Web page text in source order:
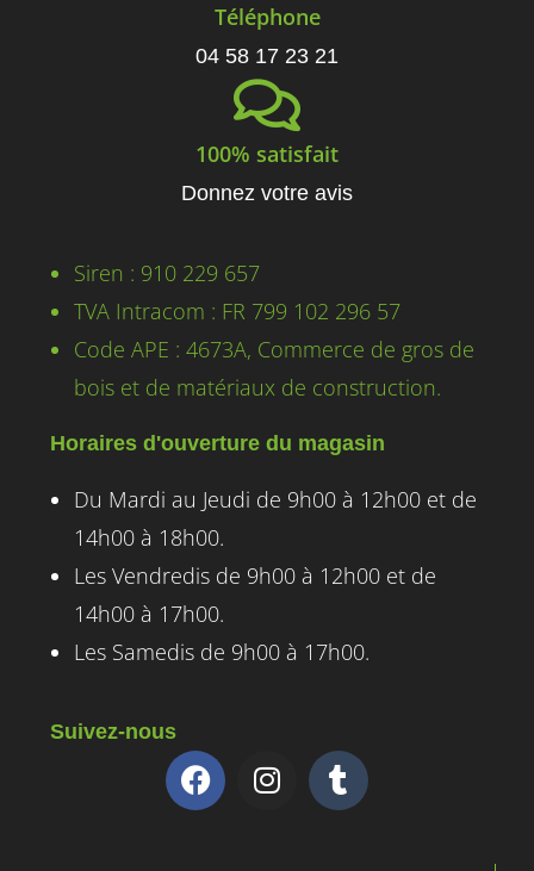
Téléphone
04 58 17 23 21
100% satisfait
Donnez votre avis
Siren : 910 229 657
TVA Intracom : FR 799 102 296 57
Code APE : 4673A, Commerce de gros de
bois et de matériaux de construction.
Horaires d'ouverture du magasin
Du Mardi au Jeudi de 9h00 à 12h00 et de
14h00 à 18h00.
Les Vendredis de 9h00 à 12h00 et de
14h00 à 17h00.
Les Samedis de 9h00 à 17h00.
Suivez-nous